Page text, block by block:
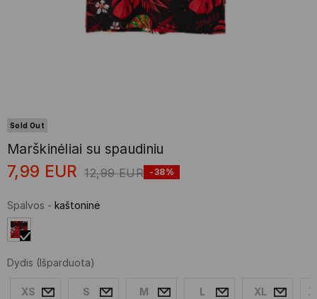
Sold Out
Marškinėliai su spaudiniu
7,99 EUR 12,99 EUR -38%
Spalvos - kaštoninė
Dydis (Išparduota)
XS S M L XL